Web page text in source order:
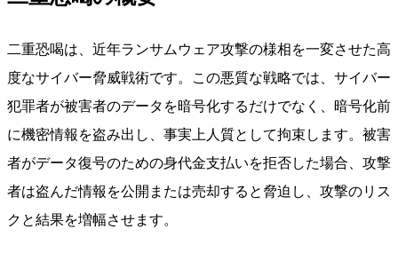
二重恐喝は、近年ランサムウェア攻撃の様相を一変させた高
度なサイバー脅威戦術です。この悪質な戦略では、サイバー
犯罪者が被害者のデータを暗号化するだけでなく、暗号化前
に機密情報を盗み出し、事実上人質として拘束します。被害
者がデータ復号のための身代金支払いを拒否した場合、攻撃
者は盗んだ情報を公開または売却すると脅迫し、攻撃のリス
クと結果を増幅させます。